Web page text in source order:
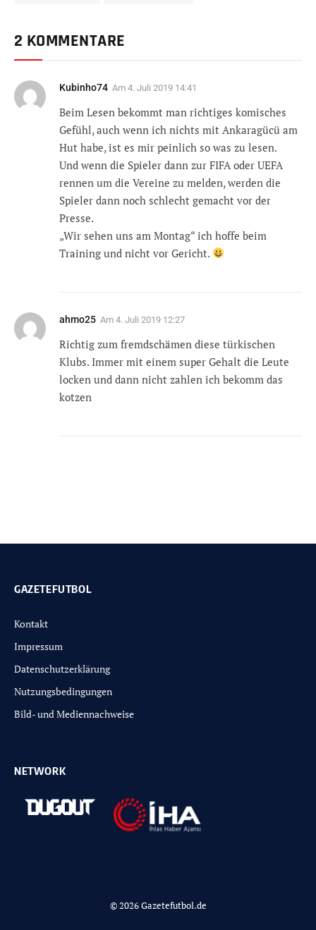
2 KOMMENTARE
Kubinho74 Am 4. Juli 2019 14:41
Beim Lesen bekommt man richtiges komisches
Gefühl, auch wenn ich nichts mit Ankaragücü am
Hut habe, ist es mir peinlich so was zu lesen.
Und wenn die Spieler dann zur FIFA oder UEFA
rennen um die Vereine zu melden, werden die
Spieler dann noch schlecht gemacht vor der
Presse.
„Wir sehen uns am Montag“ ich hoffe beim
Training und nicht vor Gericht.
ahmo25 Am 4. Juli 2019 12:27
Richtig zum fremdschämen diese türkischen
Klubs. Immer mit einem super Gehalt die Leute
locken und dann nicht zahlen ich bekomm das
kotzen
GAZETEFUTBOL
Kontakt
Impressum
Datenschutzerklärung
Nutzungsbedingungen
Bild- und Mediennachweise
NETWORK
© 2026 Gazetefutbol.de